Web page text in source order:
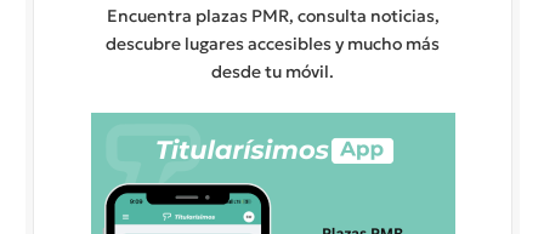
Encuentra plazas PMR, consulta noticias,
descubre lugares accesibles y mucho más
desde tu móvil.